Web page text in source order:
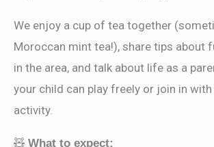
We enjoy a cup of tea together
Moroccan mint tea!), share tips about
in the area, and talk about life as a
your child can play freely or join in
activity.
🧸 What to expect: